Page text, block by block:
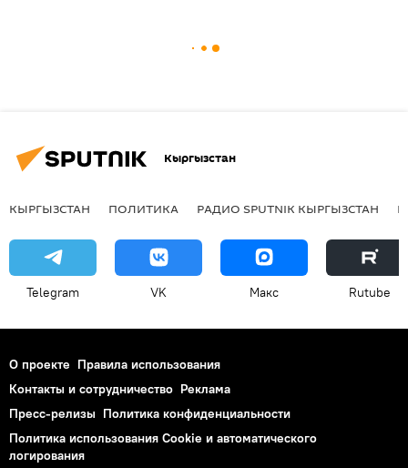
Кыргызстан
КЫРГЫЗСТАН ПОЛИТИКА РАДИО SPUTNIK КЫРГЫЗСТАН
Telegram VK Макс Rutube
О проекте Правила использования
Контакты и сотрудничество Реклама
Пресс-релизы Политика конфиденциальности
Политика использования Cookie и автоматического
логирования